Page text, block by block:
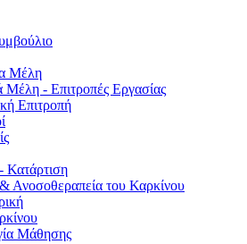
Μέλη
- Επιτροπές Εργασίας
Επιτροπή
Κατάρτιση
Ανοσοθεραπεία του Καρκίνου
Μάθησης